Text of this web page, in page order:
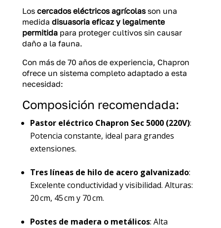
Los cercados eléctricos agrícolasson una
medida disuasoria eficaz y legalmente
permitidapara proteger cultivos sin causar
daño a la fauna.
Con más de 70 años de experiencia, Chapron
ofrece un sistema completo adaptado a esta
necesidad:
Composición recomendada:
Pastor eléctrico Chapron Sec 5000 (220V):
Potencia constante, ideal para grandes
extensiones.
Tres líneas de hilo de acero galvanizado:
Excelente conductividad y visibilidad. Alturas:
20 cm, 45 cm y 70 cm.
Postes de madera o metálicos: Alta